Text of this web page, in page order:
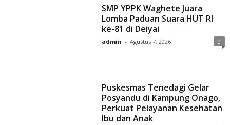
SMP YPPK Waghete Juara
Lomba Paduan Suara HUT RI
ke-81 di Deiyai
admin - Agustus 7, 2026 0
Puskesmas Tenedagi Gelar
Posyandu di Kampung Onago,
Perkuat Pelayanan Kesehatan
Ibu dan Anak